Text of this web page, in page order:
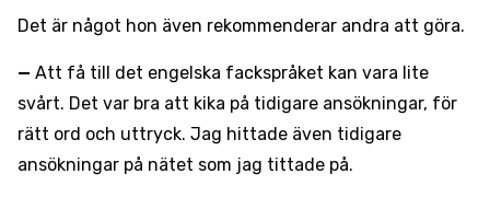
Det är något hon även rekommenderar andra att göra.
— Att få till det engelska fackspråket kan vara lite
svårt. Det var bra att kika på tidigare ansökningar, för
rätt ord och uttryck. Jag hittade även tidigare
ansökningar på nätet som jag tittade på.